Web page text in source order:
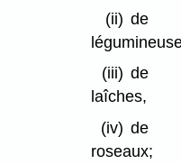
(ii) de
(iii) de
laîches,
(iv) de
roseaux;